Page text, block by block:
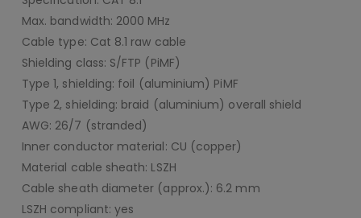
Max. bandwidth: 2000 MHz
Cable type: Cat 8.1 raw cable
Shielding class: S/FTP (PiMF)
Type 1, shielding: foil (aluminium) PiMF
Type 2, shielding: braid (aluminium) overall shield
AWG: 26/7 (stranded)
Inner conductor material: CU (copper)
Material cable sheath: LSZH
Cable sheath diameter (approx.): 6.2 mm
LSZH compliant: yes